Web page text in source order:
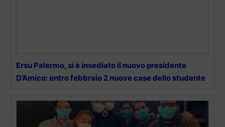
Ersu Palermo, si è insediato il nuovo presidente
D’Amico: entro febbraio 2 nuove case dello studente